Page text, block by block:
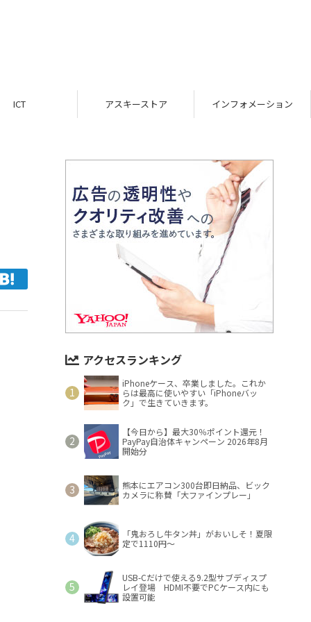
ICT アスキーストア インフォメーション
アクセスランキング
iPhoneケース、卒業しました。これか
らは最高に使いやすい「iPhoneバッ
ク」で生きていきます。
【今日から】最大30％ポイント還元！
PayPay自治体キャンペーン 2026年8月
開始分
熊本にエアコン300台即日納品、ビック
カメラに称賛「大ファインプレー」
「鬼おろし牛タン丼」がおいしそ！夏限
定で1110円～
USB-Cだけで使える9.2型サブディスプ
レイ登場 HDMI不要でPCケース内にも
設置可能